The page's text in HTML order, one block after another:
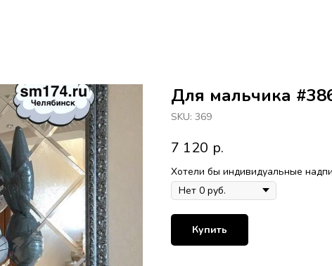
Для мальчика
SKU: 369
7 120 р.
Хотели бы индивидуальные
Купить